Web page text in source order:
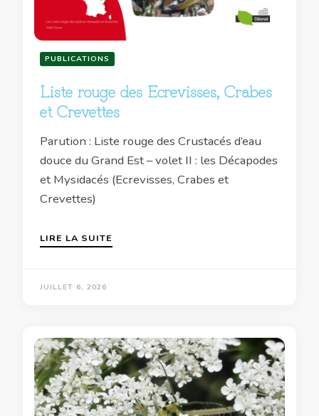
PUBLICATIONS
Liste rouge des Ecrevisses, Crabes
et Crevettes
Parution : Liste rouge des Crustacés d’eau
douce du Grand Est – volet II : les Décapodes
et Mysidacés (Ecrevisses, Crabes et
Crevettes)
LIRE LA SUITE
JUILLET 6, 2026